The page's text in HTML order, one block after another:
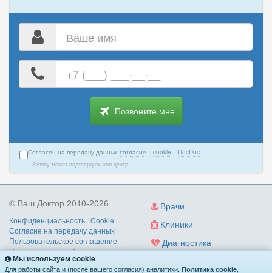
номер
телефона
Позвоните мне
Согласен на передачу данных согласие · cookie · DocDoc
Заявку может подтвердить кол-центр.
Врачи
Клиники
Диагностика
© Ваш Доктор 2010-2026
Конфиденциальность · Cookie ·
Согласие на передачу данных ·
Пользовательское соглашение ·
Правила записи·Контакты
О нас/как работает/поиск по
Мы используем cookie
Для работы сайта и (после вашего согласия) аналитики. Политика cookie,